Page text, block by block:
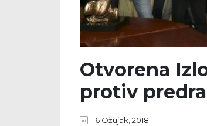
Otvorena
protiv
16 Ožujak, 2018